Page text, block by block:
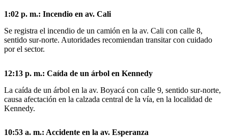
1:02 p. m.: Incendio en av. Cali
Se registra el incendio de un camión en la av. Cali con calle 8,
sentido sur-norte. Autoridades recomiendan transitar con cuidado
por el sector.
12:13 p. m.: Caída de un árbol en Kennedy
La caída de un árbol en la av. Boyacá con calle 9, sentido sur-norte,
causa afectación en la calzada central de la vía, en la localidad de
Kennedy.
10:53 a. m.: Accidente en la av. Esperanza